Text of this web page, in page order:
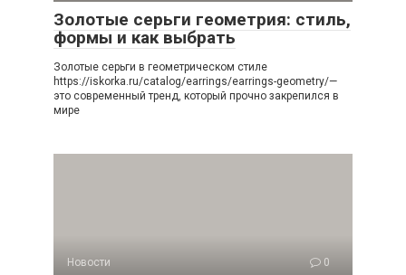
Золотые серьги геометрия: стиль,
формы и как выбрать
Золотые серьги в геометрическом стиле
https://iskorka.ru/catalog/earrings/earrings-geometry/—
это современный тренд, который прочно закрепился в
мире
Новости 0